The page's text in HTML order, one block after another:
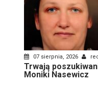
07 sierpnia, 2026
Trwają
Moniki Nasewicz